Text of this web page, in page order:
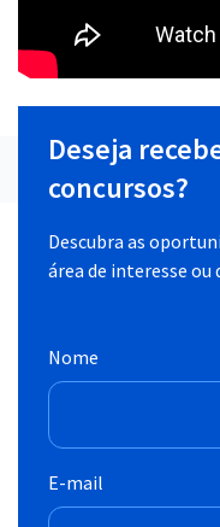
Deseja
concursos?
Descubra as
área de interesse ou
Nome
E-mail